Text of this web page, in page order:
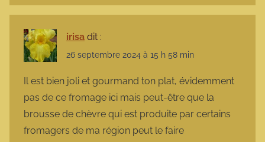
irisa dit :
26 septembre 2024 à 15 h 58 min
Il est bien joli et gourmand ton plat, évidemment
pas de ce fromage ici mais peut-être que la
brousse de chèvre qui est produite par certains
fromagers de ma région peut le faire